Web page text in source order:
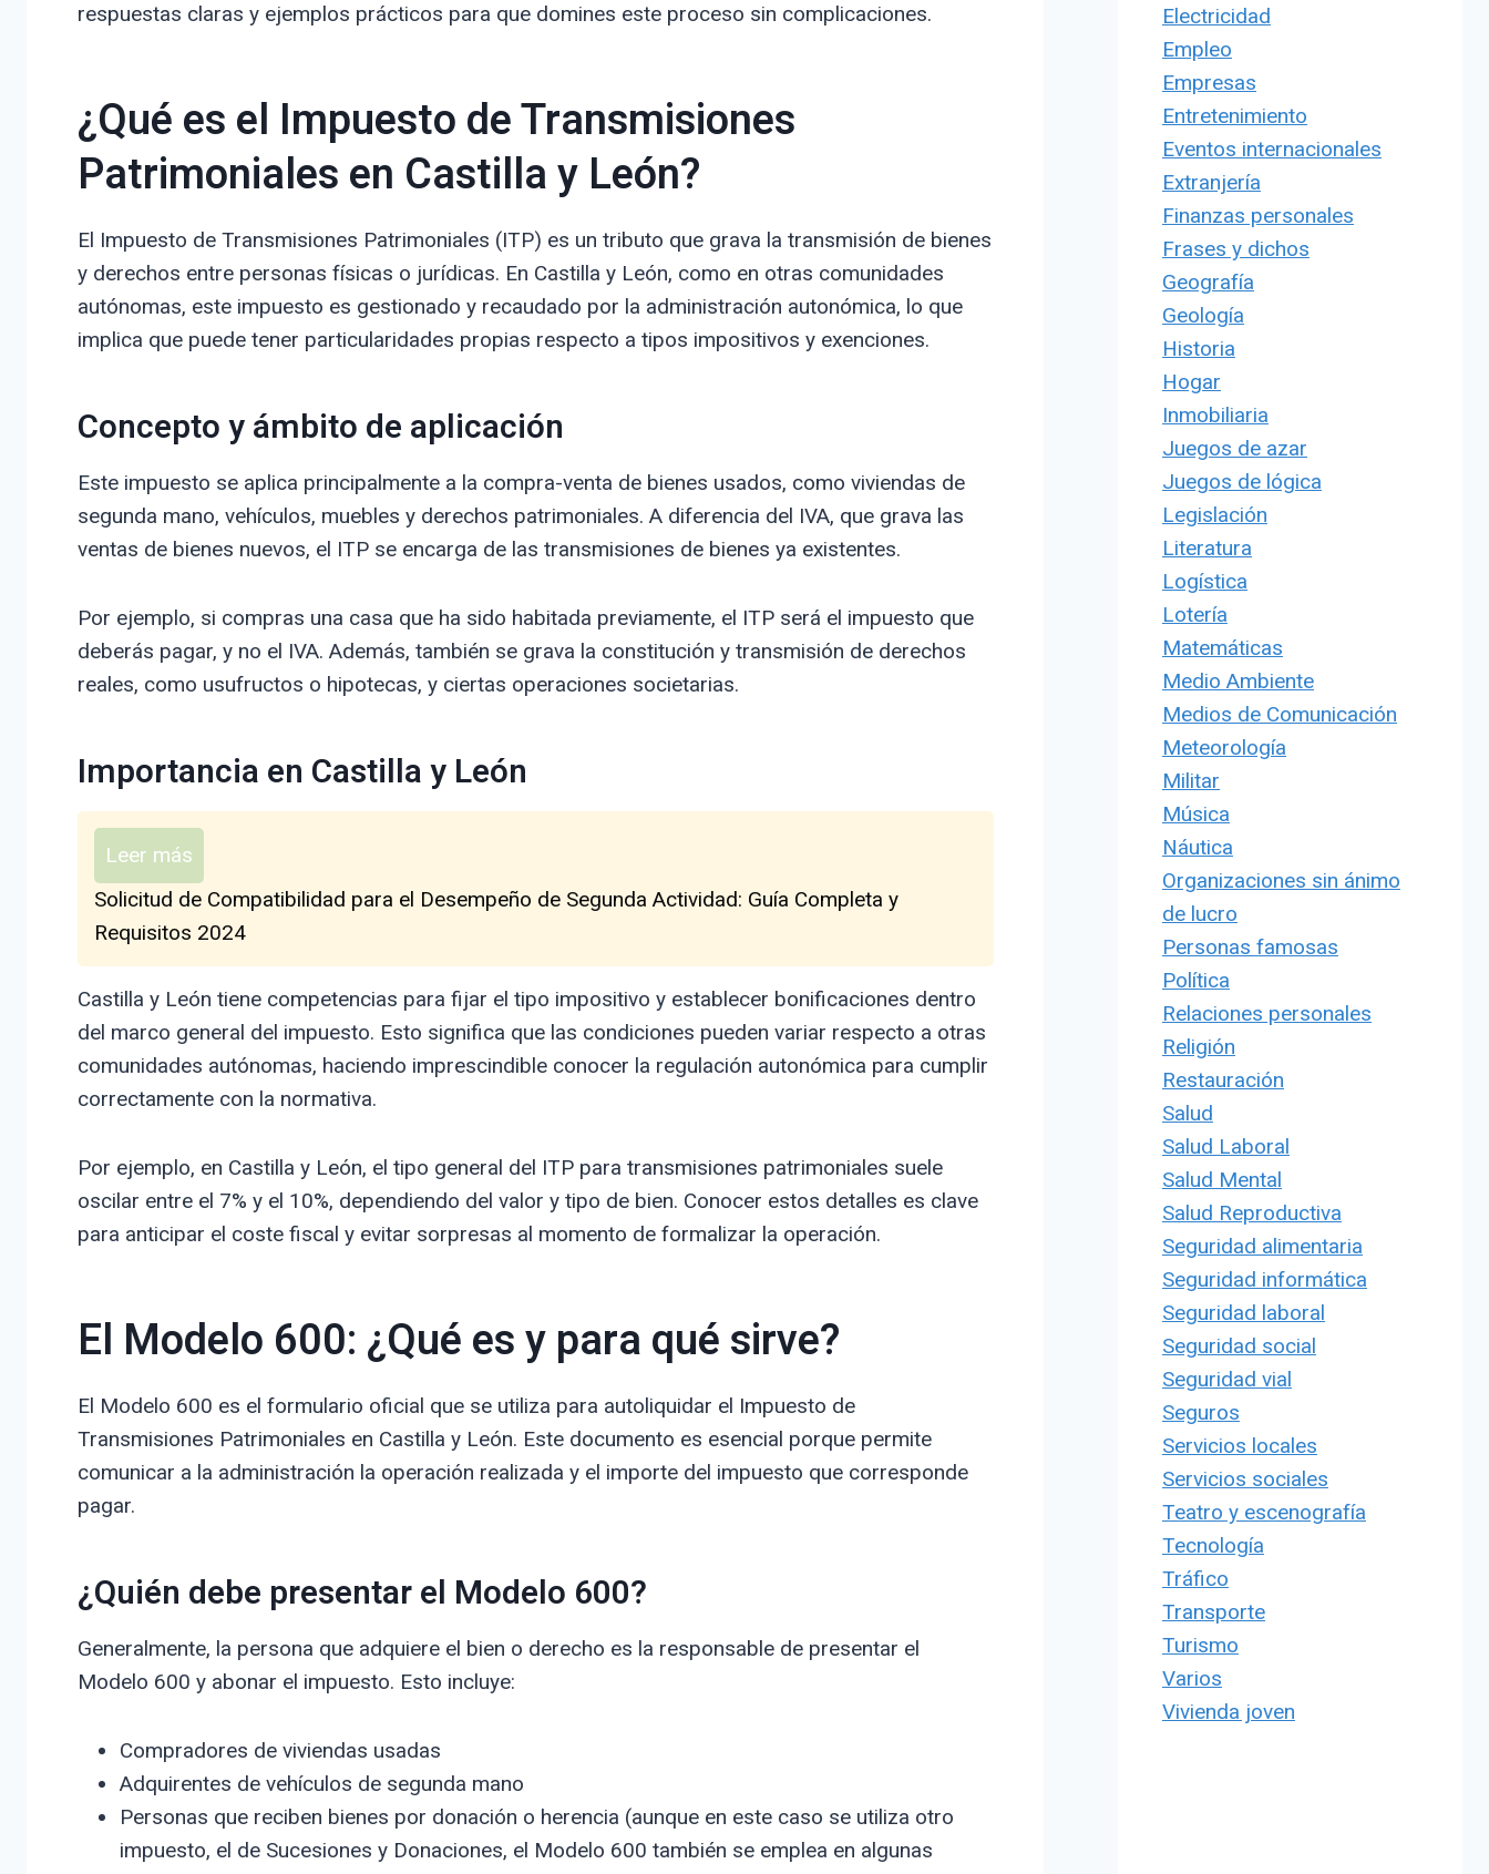
respuestas claras y ejemplos prácticos para que domines este proceso sin complicaciones.
¿Qué es el Impuesto de Transmisiones
Patrimoniales en Castilla y León?
El Impuesto de Transmisiones Patrimoniales (ITP) es un tributo que grava la transmisión de bienes
y derechos entre personas físicas o jurídicas. En Castilla y León, como en otras comunidades
autónomas, este impuesto es gestionado y recaudado por la administración autonómica, lo que
implica que puede tener particularidades propias respecto a tipos impositivos y exenciones.
Concepto y ámbito de aplicación
Este impuesto se aplica principalmente a la compra-venta de bienes usados, como viviendas de
segunda mano, vehículos, muebles y derechos patrimoniales. A diferencia del IVA, que grava las
ventas de bienes nuevos, el ITP se encarga de las transmisiones de bienes ya existentes.
Por ejemplo, si compras una casa que ha sido habitada previamente, el ITP será el impuesto que
deberás pagar, y no el IVA. Además, también se grava la constitución y transmisión de derechos
reales, como usufructos o hipotecas, y ciertas operaciones societarias.
Importancia en Castilla y León
Leer más
Solicitud de Compatibilidad para el Desempeño de Segunda Actividad: Guía Completa y
Requisitos 2024
Castilla y León tiene competencias para fijar el tipo impositivo y establecer bonificaciones dentro
del marco general del impuesto. Esto significa que las condiciones pueden variar respecto a otras
comunidades autónomas, haciendo imprescindible conocer la regulación autonómica para cumplir
correctamente con la normativa.
Por ejemplo, en Castilla y León, el tipo general del ITP para transmisiones patrimoniales suele
oscilar entre el 7% y el 10%, dependiendo del valor y tipo de bien. Conocer estos detalles es clave
para anticipar el coste fiscal y evitar sorpresas al momento de formalizar la operación.
El Modelo 600: ¿Qué es y para qué sirve?
El Modelo 600 es el formulario oficial que se utiliza para autoliquidar el Impuesto de
Transmisiones Patrimoniales en Castilla y León. Este documento es esencial porque permite
comunicar a la administración la operación realizada y el importe del impuesto que corresponde
pagar.
¿Quién debe presentar el Modelo 600?
Generalmente, la persona que adquiere el bien o derecho es la responsable de presentar el
Modelo 600 y abonar el impuesto. Esto incluye:
Compradores de viviendas usadas
Adquirentes de vehículos de segunda mano
Personas que reciben bienes por donación o herencia (aunque en este caso se utiliza otro
impuesto, el de Sucesiones y Donaciones, el Modelo 600 también se emplea en algunas
Electricidad
Empleo
Empresas
Entretenimiento
Eventos internacionales
Extranjería
Finanzas personales
Frases y dichos
Geografía
Geología
Historia
Hogar
Inmobiliaria
Juegos de azar
Juegos de lógica
Legislación
Literatura
Logística
Lotería
Matemáticas
Medio Ambiente
Medios de Comunicación
Meteorología
Militar
Música
Náutica
Organizaciones sin ánimo
de lucro
Personas famosas
Política
Relaciones personales
Religión
Restauración
Salud
Salud Laboral
Salud Mental
Salud Reproductiva
Seguridad alimentaria
Seguridad informática
Seguridad laboral
Seguridad social
Seguridad vial
Seguros
Servicios locales
Servicios sociales
Teatro y escenografía
Tecnología
Tráfico
Transporte
Turismo
Varios
Vivienda joven